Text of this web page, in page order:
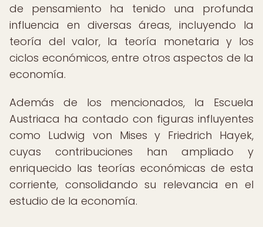
de pensamiento ha tenido una profunda
influencia en diversas áreas, incluyendo la
teoría del valor, la teoría monetaria y los
ciclos económicos, entre otros aspectos de la
economía.
Además de los mencionados, la Escuela
Austriaca ha contado con figuras influyentes
como Ludwig von Mises y Friedrich Hayek,
cuyas contribuciones han ampliado y
enriquecido las teorías económicas de esta
corriente, consolidando su relevancia en el
estudio de la economía.